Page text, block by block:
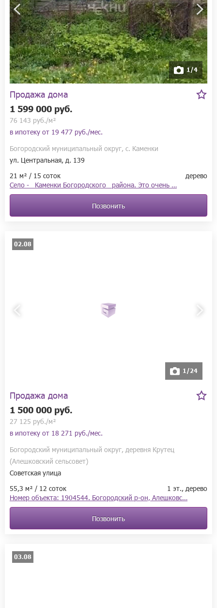
1/4
Продажа дома
1 599 000 руб.
76 143 руб./м²
в ипотеку от 19 477 руб./мес.
Богородский муниципальный округ, с. Каменки
ул. Центральная, д. 139
21 м² / 15 соток
дерево
Село - Каменки Богородского района. Это очень …
Позвонить
02.08
1/24
Продажа дома
1 500 000 руб.
27 125 руб./м²
в ипотеку от 18 271 руб./мес.
Богородский муниципальный округ, деревня Крутец
(Алешковский сельсовет)
Советская улица
55,3 м² / 12 соток
1 эт., дерево
Номер объекта: 1904544. Богородский р-он, Алешковс…
Позвонить
03.08